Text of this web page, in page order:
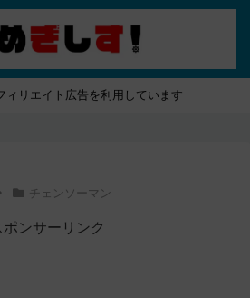
ィリエイト広告を利用しています
チェンソーマン
ポンサーリンク